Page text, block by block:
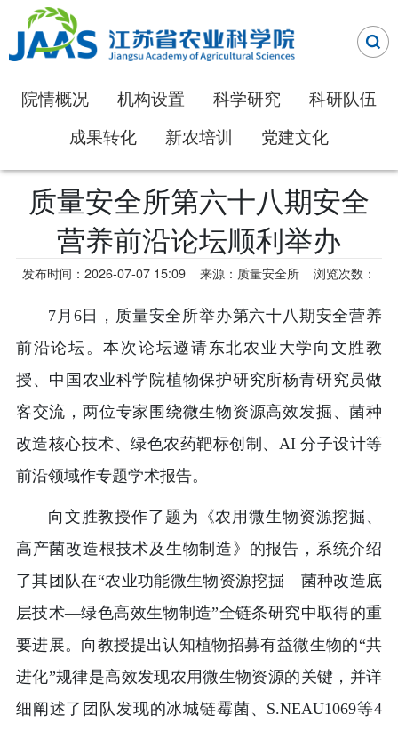
院情概况 机构设置 科学研究
科研队伍
成果转化
新农培训 党建文化
质量安全所第六十八期安全
营养前沿论坛顺利举办
发布时间：2026-07-07 15:09 来源：质量安全所 浏览次数：
7月6日，质量安全所举办第六十八期安全营养
前沿论坛。本次论坛邀请东北农业大学向文胜教
授、中国农业科学院植物保护研究所杨青研究员做
客交流，两位专家围绕微生物资源高效发掘、菌种
改造核心技术、绿色农药靶标创制、AI 分子设计等
前沿领域作专题学术报告。
向文胜教授作了题为《农用微生物资源挖掘、
高产菌改造根技术及生物制造》的报告，系统介绍
了其团队在“农业功能微生物资源挖掘—菌种改造底
层技术—绿色高效生物制造”全链条研究中取得的重
要进展。向教授提出认知植物招募有益微生物的“共
进化”规律是高效发现农用微生物资源的关键，并详
细阐述了团队发现的冰城链霉菌、S.NEAU1069等4